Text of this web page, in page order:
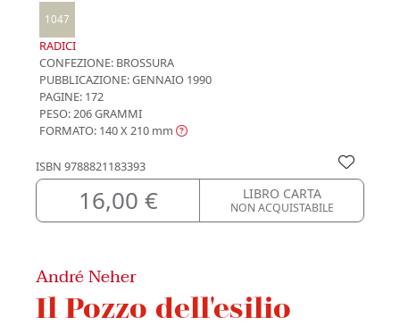
1047
RADICI
CONFEZIONE: BROSSURA
PUBBLICAZIONE:GENNAIO 1990
PAGINE: 172
PESO: 206 GRAMMI
FORMATO: 140 X 210 mm
ISBN 9788821183393
16,00 € LIBRO CARTA
NON ACQUISTABILE
André Neher
Il Pozzo dell'esilio